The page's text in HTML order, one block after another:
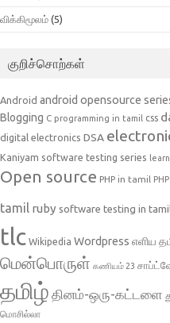
விக்கிமூலம் (5)
குறிச்சொற்கள்
Android android opensource
Blogging C programming in tamil css
digital electronics DSA
Kaniyam software testing series
Open source PHP in tamil
tamil ruby software testing in
tlc Wikipedia Wordpress எளிய
மென்பொருள் கணியம் 23
தமிழ் தினம்-ஒரு-கட்டளை
மொசில்லா